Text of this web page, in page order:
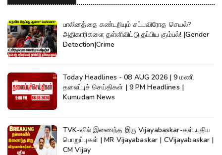
பாலினத்தை கண்டறியும் சட்டவிரோத செயல்?
அதிகாரிகளை தள்ளிவிட்டு தப்பிய கும்பல்! |Gender
Detection|Crime
Today Headlines - 08 AUG 2026 | 9 மணி
தலைப்புச் செய்திகள் | 9 PM Headlines |
Kumudam News
TVK-வில் இணைந்த இரு Vijayabaskar-கள்..புதிய
பொறுப்புகள் | MR Vijayabaskar | CVijayabaskar |
CM Vijay